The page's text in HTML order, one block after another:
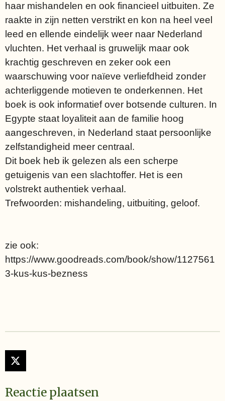
haar mishandelen en ook financieel uitbuiten. Ze
raakte in zijn netten verstrikt en kon na heel veel
leed en ellende eindelijk weer naar Nederland
vluchten. Het verhaal is gruwelijk maar ook
krachtig geschreven en zeker ook een
waarschuwing voor naïeve verliefdheid zonder
achterliggende motieven te onderkennen. Het
boek is ook informatief over botsende culturen. In
Egypte staat loyaliteit aan de familie hoog
aangeschreven, in Nederland staat persoonlijke
zelfstandigheid meer centraal.
Dit boek heb ik gelezen als een scherpe
getuigenis van een slachtoffer. Het is een
volstrekt authentiek verhaal.
Trefwoorden: mishandeling, uitbuiting, geloof.
zie ook:
https://www.goodreads.com/book/show/1127561
3-kus-kus-bezness
X
Reactie plaatsen